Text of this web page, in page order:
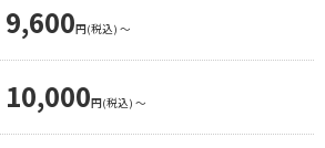
9,600円(税込) 〜
10,000円(税込) 〜